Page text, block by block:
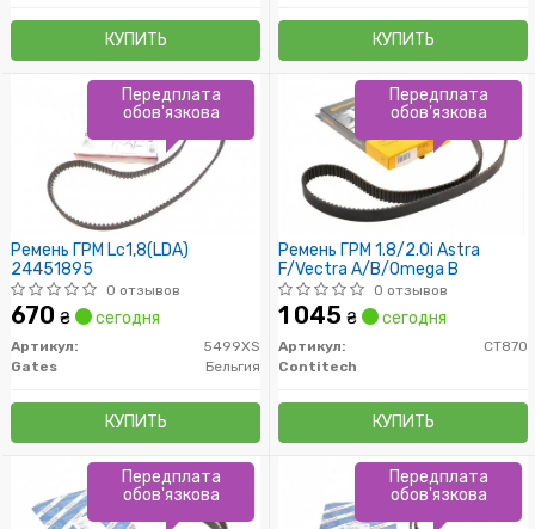
КУПИТЬ КУПИТЬ
Ремень ГРМ Lc1,8(LDA)
24451895
0 отзывов
670 ₴ сегодня
Артикул:
5499XS
Gates
Бельгия
КУПИТЬ
Передплата
обов'язкова
Ремень ГРМ 1.8/2.0i Astra
F/Vectra A/B/Omega B
0 отзывов
1 045 ₴ сегодня
Артикул:
CT870
Contitech
КУПИТЬ
Передплата
обов'язкова
Передплата
обов'язкова
Передплата
обов'язкова